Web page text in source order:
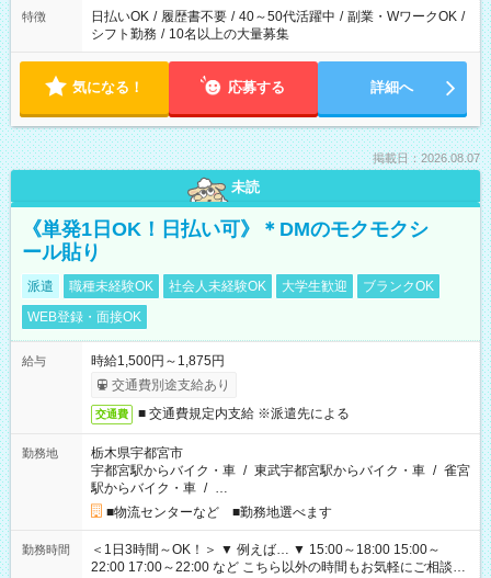
特徴 日払いOK / 履歴書不要 / 40～50代活躍中 / 副業・WワークOK /
シフト勤務 / 10名以上の大量募集
気になる！ 応募する 詳細へ
掲載日：2026.08.07
未読
《単発1日OK！日払い可》＊DMのモクモクシ
ール貼り
派遣 職種未経験OK 社会人未経験OK 大学生歓迎
ブランクOK
WEB登録・面接OK
給与
時給1,500円～1,875円
交通費別途支給あり
交通費 ■ 交通費規定内支給 ※派遣先による
勤務地
栃木県宇都宮市
宇都宮駅からバイク・車 / 東武宇都宮駅からバイク・車 / 雀宮
駅からバイク・車 / …
■物流センターなど ■勤務地選べます
勤務時間
＜1日3時間～OK！＞ ▼ 例えば… ▼ 15:00～18:00 15:00～
22:00 17:00～22:00 など こちら以外の時間もお気軽にご相談く